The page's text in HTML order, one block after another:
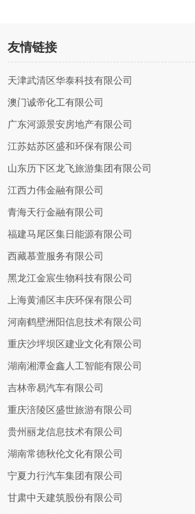
友情链接
天津武清区华泰科技有限公司
澳门诚帝化工有限公司
广东河源景安房地产有限公司
江苏姑苏区盛和环保有限公司
山东历下区龙飞旅游集团有限公司
江西力伟金融有限公司
青海天行金融有限公司
福建马尾区集日能源有限公司
西藏慕萱服务有限公司
黑龙江金宸生物科技有限公司
上海黄浦区丰庆环保有限公司
河南鹤壁洲阳信息技术有限公司
重庆沙坪坝区建业文化有限公司
湖南湘潭金鑫人工智能有限公司
吉林帝易汽车有限公司
重庆涪陵区盛世旅游有限公司
贵州丽龙信息技术有限公司
湖南常德秋伦文化有限公司
宁夏力行汽车集团有限公司
甘肃中天建筑股份有限公司